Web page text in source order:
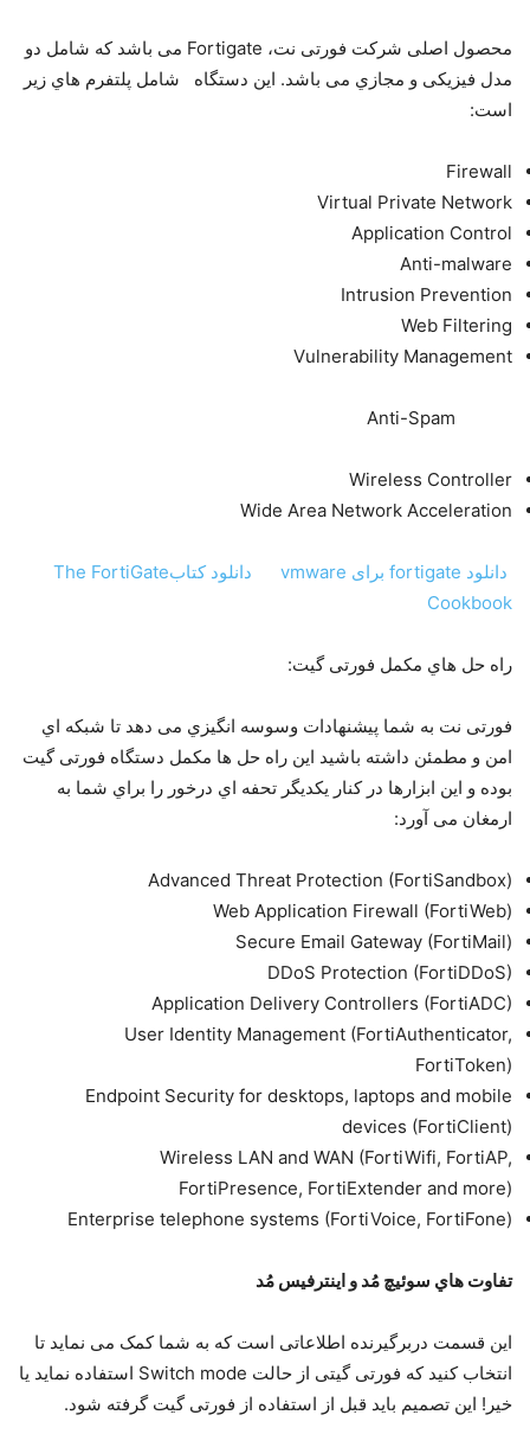
ﻣﺤﺼﻮل اﺻﻠﯽ ﺷﺮﮐﺖ ﻓﻮرﺗﯽ ﻧﺖ، Fortigate ﻣﯽ ﺑﺎﺷﺪ ﮐﻪ ﺷﺎﻣﻞ دو
ﻣﺪل ﻓﯿﺰﯾﮑﯽ و ﻣﺠﺎزي ﻣﯽ ﺑﺎﺷﺪ. اﯾﻦ دﺳﺘﮕﺎه ﺷﺎﻣﻞ ﭘﻠﺘﻔﺮم ﻫﺎي زﯾﺮ
اﺳﺖ:
Firewall
Virtual Private Network
Application Control
Anti-malware
Intrusion Prevention
Web Filtering
Vulnerability Management
Wireless Controller
Wide Area Network Acceleration
دانلود fortigate برای vmware
دانلود کتابThe FortiGate
Cookbook
راه ﺣﻞ ﻫﺎي ﻣﮑﻤﻞ ﻓﻮرﺗﯽ ﮔﯿﺖ:
ﻓﻮرﺗﯽ ﻧﺖ ﺑﻪ ﺷﻤﺎ ﭘﯿﺸﻨﻬﺎدات وﺳﻮﺳﻪ اﻧﮕﯿﺰي ﻣﯽ دﻫﺪ ﺗﺎ ﺷﺒﮑﻪ اي
اﻣﻦ و ﻣﻄﻤﺌﻦ داﺷﺘﻪ ﺑﺎﺷﯿﺪ اﯾﻦ راه ﺣﻞ ﻫﺎ ﻣﮑﻤﻞ دﺳﺘﮕﺎه ﻓﻮرﺗﯽ ﮔﯿﺖ
ﺑﻮده و اﯾﻦ اﺑﺰارﻫﺎ در ﮐﻨﺎر ﯾﮑﺪﯾﮕﺮ ﺗﺤﻔﻪ اي درﺧﻮر را ﺑﺮاي ﺷﻤﺎ ﺑﻪ
ارﻣﻐﺎن ﻣﯽ آورد:
Advanced Threat Protection (FortiSandbox)
Web Application Firewall (FortiWeb)
Secure Email Gateway (FortiMail)
DDoS Protection (FortiDDoS)
Application Delivery Controllers (FortiADC)
User Identity Management (FortiAuthenticator,
FortiToken)
Endpoint Security for desktops, laptops and mobile
devices (FortiClient)
Wireless LAN and WAN (FortiWifi, FortiAP,
FortiPresence, FortiExtender and more)
Enterprise telephone systems (FortiVoice, FortiFone)
ﺗﻔﺎوت ﻫﺎي ﺳﻮﺋﯿﭻ ﻣُﺪ و اﯾﻨﺘﺮﻓﯿﺲ ﻣُﺪ
اﯾﻦ ﻗﺴﻤﺖ درﺑﺮﮔﯿﺮﻧﺪه اﻃﻼﻋﺎﺗﯽ اﺳﺖ ﮐﻪ ﺑﻪ ﺷﻤﺎ ﮐﻤﮏ ﻣﯽ ﻧﻤﺎﯾﺪ ﺗﺎ
اﻧﺘﺨﺎب ﮐﻨﯿﺪ ﮐﻪ ﻓﻮرﺗﯽ ﮔﯿﺘﯽ از ﺣﺎﻟﺖ Switch mode اﺳﺘﻔﺎده ﻧﻤﺎﯾﺪ ﯾﺎ
ﺧﯿﺮ! اﯾﻦ ﺗﺼﻤﯿﻢ ﺑﺎﯾﺪ ﻗﺒﻞ از اﺳﺘﻔﺎده از ﻓﻮرﺗﯽ ﮔﯿﺖ ﮔﺮﻓﺘﻪ ﺷﻮد.